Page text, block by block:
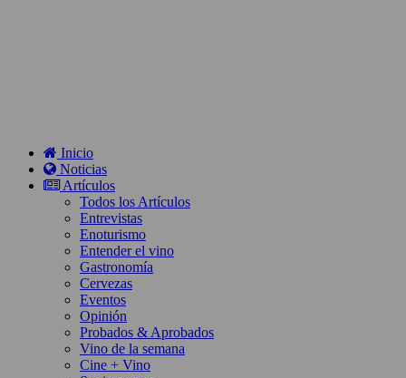
Inicio
Noticias
Artículos
Todos los Artículos
Entrevistas
Enoturismo
Entender el vino
Gastronomía
Cervezas
Eventos
Opinión
Probados & Aprobados
Vino de la semana
Cine + Vino